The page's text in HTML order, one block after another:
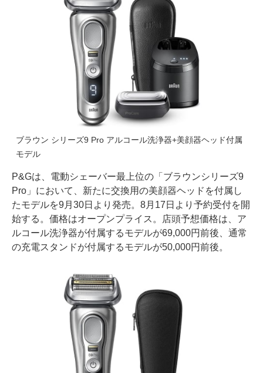
ブラウン シリーズ9 Pro アルコール洗浄器+美顔器ヘッド付属
モデル
P&Gは、電動シェーバー最上位の「ブラウンシリーズ9
Pro」において、新たに交換用の美顔器ヘッドを付属し
たモデルを9月30日より発売。8月17日より予約受付を開
始する。価格はオープンプライス。店頭予想価格は、ア
ルコール洗浄器が付属するモデルが69,000円前後、通常
の充電スタンドが付属するモデルが50,000円前後。